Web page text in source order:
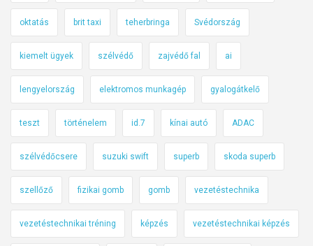
oktatás brit taxi teherbringa Svédország
kiemelt ügyek szélvédő zajvédő fal ai
lengyelország elektromos munkagép gyalogátkelő
teszt történelem id.7 kínai autó ADAC
szélvédőcsere suzuki swift superb skoda superb
szellőző fizikai gomb gomb vezetéstechnika
vezetéstechnikai tréning képzés vezetéstechnikai képzés